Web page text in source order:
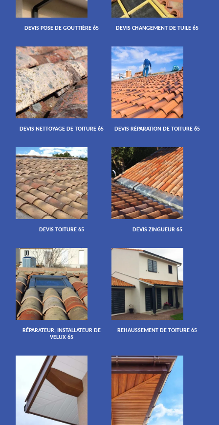
DEVIS POSE DE GOUTTIÈRE 65 DEVIS CHANGEMENT DE TUILE 65
DEVIS NETTOYAGE DE TOITURE 65 DEVIS RÉPARATION DE TOITURE 65
DEVIS TOITURE 65 DEVIS ZINGUEUR 65
RÉPARATEUR, INSTALLATEUR DE
VELUX 65
REHAUSSEMENT DE TOITURE 65